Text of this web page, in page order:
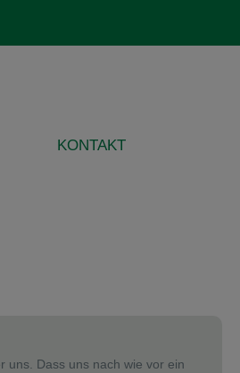
KONTAKT
uns. Dass uns nach wie vor ein